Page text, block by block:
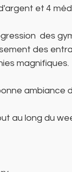
et 4
des
des
magnifiques.
ambiance
au long du